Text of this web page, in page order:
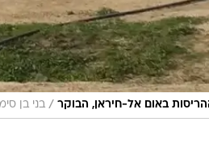
באום אל-חיראן, הבוקר / בני בן